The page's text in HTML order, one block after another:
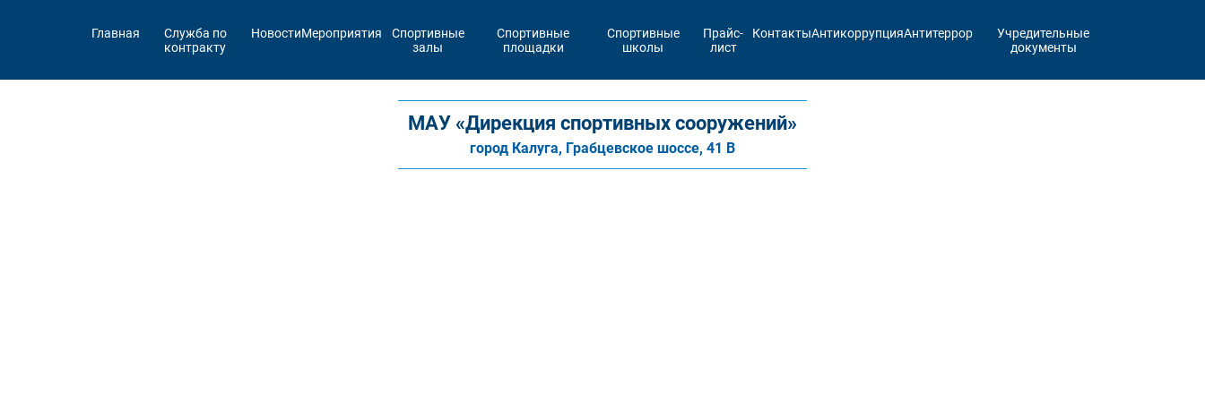
Главная
Служба по
контракту
НовостиМероприятия
Спортивные
залы
Спортивные
площадки
Спортивные
школы
Прайс-
лист
КонтактыАнтикоррупцияАнтитеррор
Учредительные
документы
МАУ «Дирекция спортивных сооружений»
город Калуга, Грабцевское шоссе, 41 В